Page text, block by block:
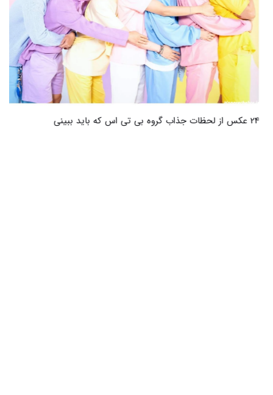
24 عکس از لحظات جذاب گروه بی تی اس که باید ببینی